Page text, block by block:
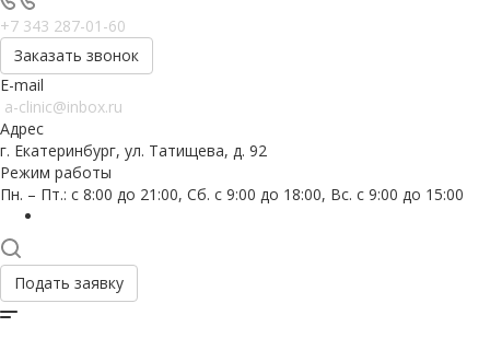
+7 343 287-01-60
Заказать звонок
E-mail
a-clinic@inbox.ru
Адрес
г. Екатеринбург, ул. Татищева, д. 92
Режим работы
Пн. – Пт.: с 8:00 до 21:00, Сб. с 9:00 до 18:00, Вс. с 9:00 до 15:00
Подать заявку